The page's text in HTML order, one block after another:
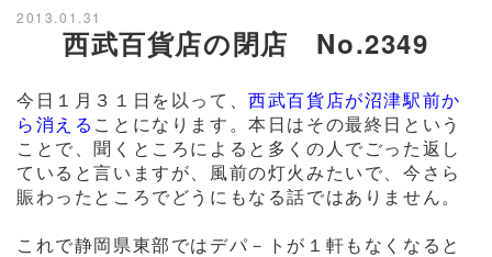
2013.01.31
西武百貨店の閉店 No.2349
今日１月３１日を以って、 西武百貨店が沼津駅前か
ら消える ことになります。本日はその最終日という
ことで、聞くところによると多くの人でごった返し
ていると言いますが、風前の灯火みたいで、今さら
賑わったところでどうにもなる話ではありません。
これで静岡県東部ではデパ－トが１軒もなくなると